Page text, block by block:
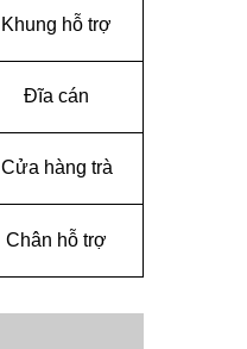
Khung hỗ trợ
Đĩa cán
Cửa hàng trà
Chân hỗ trợ